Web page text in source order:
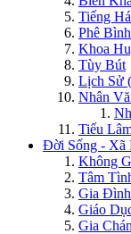
Tiếng
Phê
Khoa
Tùy Bút
Lịch Sử
Nhân
Tiếu
Đời Sống - Xã
Không
Tâm
Gia Đình
Giáo
Gia